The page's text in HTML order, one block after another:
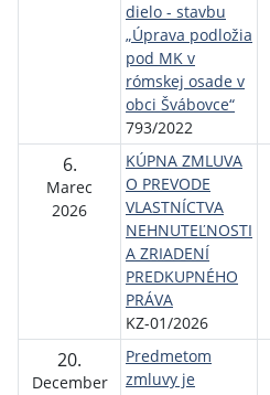
dielo - stavbu
„Úprava podložia
pod MK v
rómskej osade v
obci Švábovce“
793/2022
6.
Marec
2026
KÚPNA ZMLUVA
O PREVODE
VLASTNÍCTVA
NEHNUTEĽNOSTI
A ZRIADENÍ
PREDKUPNÉHO
PRÁVA
KZ-01/2026
20.
December
Predmetom
zmluvy je